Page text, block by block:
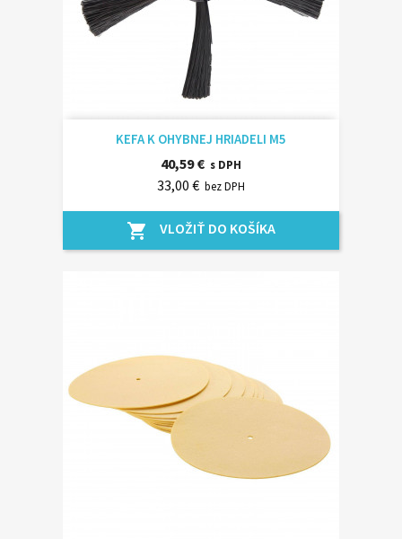
KEFA K OHYBNEJ HRIADELI M5
40,59 € s DPH
33,00 € bez DPH
shopping_cart VLOŽIŤ DO KOŠÍKA